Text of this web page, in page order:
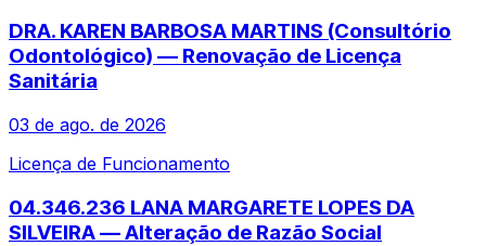
DRA. KAREN BARBOSA MARTINS (Consultório
Odontológico) — Renovação de Licença
Sanitária
03 de ago. de 2026
Licença de Funcionamento
04.346.236 LANA MARGARETE LOPES DA
SILVEIRA — Alteração de Razão Social